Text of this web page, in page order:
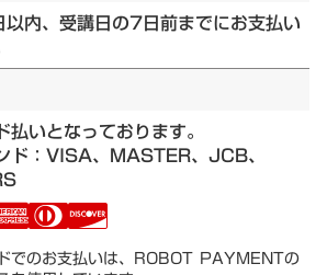
内、受講日の7日前までにお支払い
いとなっております。
ド：VISA、MASTER、JCB、
でのお支払いは、ROBOT PAYMENTの